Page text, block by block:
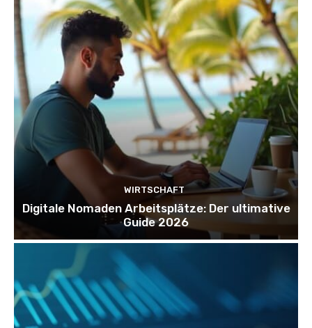
WIRTSCHAFT
Digitale Nomaden Arbeitsplätze: Der ultimative
Guide 2026